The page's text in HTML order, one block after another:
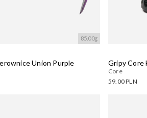
85.00g
Union Purple Gripy Core
Core
59.00 PLN